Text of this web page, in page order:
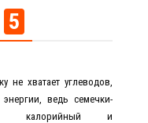
5
не хватает углеводов,
ведь семечки-
калорийный и